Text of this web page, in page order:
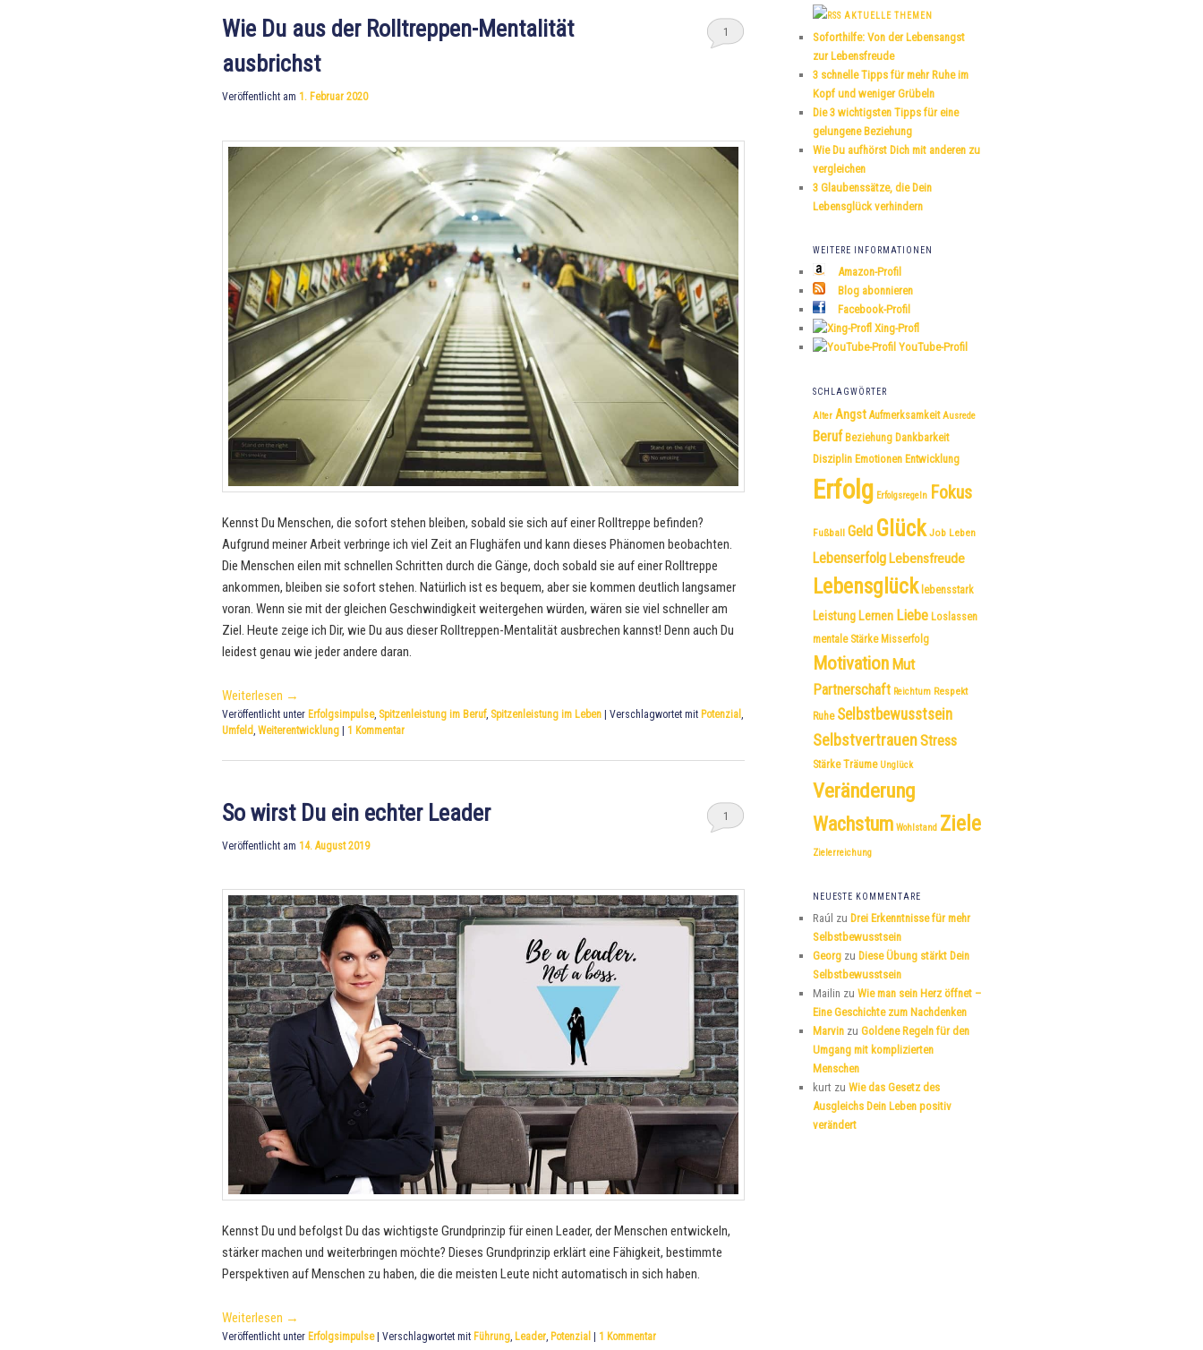
Wie Du aus der Rolltreppen-Mentalität
ausbrichst
Veröffentlicht am 1. Februar 2020
1
Kennst Du Menschen, die sofort stehen bleiben, sobald sie sich auf einer Rolltreppe befinden?
Aufgrund meiner Arbeit verbringe ich viel Zeit an Flughäfen und kann dieses Phänomen beobachten.
Die Menschen eilen mit schnellen Schritten durch die Gänge, doch sobald sie auf einer Rolltreppe
ankommen, bleiben sie sofort stehen. Natürlich ist es bequem, aber sie kommen deutlich langsamer
voran. Wenn sie mit der gleichen Geschwindigkeit weitergehen würden, wären sie viel schneller am
Ziel. Heute zeige ich Dir, wie Du aus dieser Rolltreppen-Mentalität ausbrechen kannst! Denn auch Du
leidest genau wie jeder andere daran.
Weiterlesen →
Veröffentlicht unter Erfolgsimpulse, Spitzenleistung im Beruf, Spitzenleistung im Leben | Verschlagwortet mit Potenzial
Umfeld Weiterentwicklung | 1 Kommentar
So wirst Du ein echter Leader
Veröffentlicht am 14. August 2019
1
Kennst Du und befolgst Du das wichtigste Grundprinzip für einen Leader, der Menschen entwickeln,
stärker machen und weiterbringen möchte? Dieses Grundprinzip erklärt eine Fähigkeit, bestimmte
Perspektiven auf Menschen zu haben, die die meisten Leute nicht automatisch in sich haben.
Weiterlesen →
Veröffentlicht unter Erfolgsimpulse | Verschlagwortet mit Führung, Leader, Potenzial | 1 Kommentar
h
n
AKTUELLE THEMEN
Soforthilfe: Von der Lebensangst
zur Lebensfreude
3 schnelle Tipps für mehr Ruhe im
Kopf und weniger Grübeln
Die 3 wichtigsten Tipps für eine
gelungene Beziehung
Wie Du aufhörst Dich mit anderen zu
vergleichen
3 Glaubenssätze, die Dein
Lebensglück verhindern
WEITERE INFORMATIONEN
Amazon-Profil
Blog abonnieren
Facebook-Profil
Xing-Profl
YouTube-Profil
SCHLAGWÖRTER
Alter Angst Aufmerksamkeit Ausrede
Beruf Beziehung Dankbarkeit
Disziplin Emotionen Entwicklung
Erfolg Erfolgsregeln Fokus
Fußball Geld Glück Job Leben
Lebenserfolg Lebensfreude
Lebensglück lebensstark
Leistung Lernen Liebe Loslassen
mentale Stärke Misserfolg
Motivation Mut
Partnerschaft Reichtum Respekt
Ruhe Selbstbewusstsein
SelbstvertrauenStress
Stärke Träume Unglück
Veränderung
Wachstum Wohlstand Ziele
Zielerreichung
NEUESTE KOMMENTARE
Raúl zu Drei Erkenntnisse für mehr
Selbstbewusstsein
Georg zu Diese Übung stärkt Dein
Selbstbewusstsein
Mailin zu Wie man sein Herz öffnet –
Eine Geschichte zum Nachdenken
Marvin zu Goldene Regeln für den
Umgang mit komplizierten
Menschen
kurt zu Wie das Gesetz des
Ausgleichs Dein Leben positiv
verändert